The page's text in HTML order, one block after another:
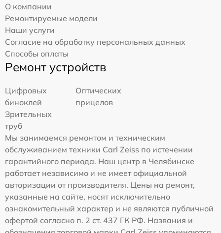
О компании
Ремонтируемые модели
Наши услуги
Согласие на обработку персональных данных
Способы оплаты
Ремонт устройств
Цифровых
биноклей
Оптических
прицелов
Зрительных
труб
Мы занимаемся ремонтом и техническим
обслуживанием техники Carl Zeiss по истечении
гарантийного периода. Наш центр в Челябинске
работает независимо и не имеет официальной
авторизации от производителя. Цены на ремонт,
указанные на сайте, носят исключительно
ознакомительный характер и не являются публичной
офертой согласно п. 2 ст. 437 ГК РФ. Названия и